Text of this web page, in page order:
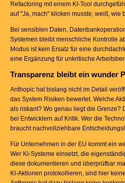
Refactoring mit einem KI-Tool
auf "Ja, mach" klicken musste, weiß, wie
Bei sensiblen Daten,
Systemen bleibt menschliche Kontrolle
Modus ist kein Ersatz für eine
eine Ergänzung für unkritische
Transparenz bleibt ein wunder
Anthopic hat bislang nicht im Detail
das System Risiken bewertet. Welche
als riskant? Wo genau liegt die Grenze?
bei Entwicklern auf Kritik. Wer die
braucht nachvollziehbare
Für Unternehmen in der EU kommt ein
Wer KI-Systeme einsetzt, die
diese dokumentieren und überprüfbar
KI-Aktionen protokollieren, sind hier